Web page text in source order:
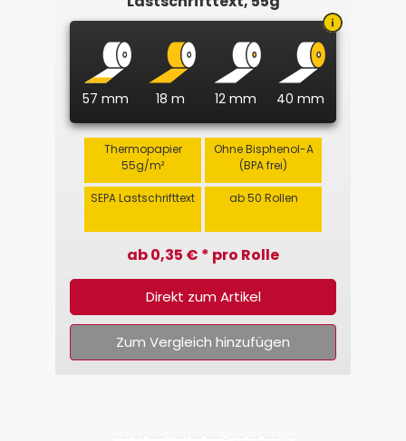
57 mm 18 m 12 mm 40 mm
Thermopapier
55g/m²
Ohne Bisphenol-A
(BPA frei)
SEPA Lastschrifttext ab 50 Rollen
ab 0,35 € * pro Rolle
Direkt zum Artikel
Zum Vergleich hinzufügen